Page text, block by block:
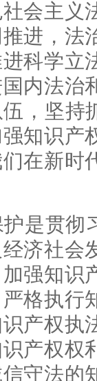
会主义
进，法
科学立
内法治
，坚持
知识产
在新时
是贯彻
济社会
强知识
格执行
产权执
产权权
守法的